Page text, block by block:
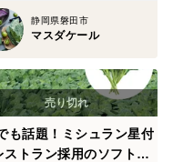
静岡県磐田市
マスダケール
も話題！ミシュラン星付
ストラン採用のソフトケ